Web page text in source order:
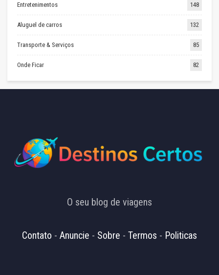
Entretenimentos 148
Aluguel de carros 132
Transporte & Serviços 85
Onde Ficar 82
O seu blog de viagens
Contato - Anuncie - Sobre - Termos - Politicas